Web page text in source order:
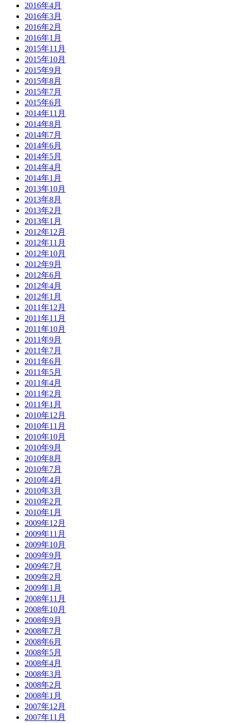
2016年4月
2016年3月
2016年2月
2016年1月
2015年11月
2015年10月
2015年9月
2015年8月
2015年7月
2015年6月
2014年11月
2014年8月
2014年7月
2014年6月
2014年5月
2014年4月
2014年1月
2013年10月
2013年8月
2013年2月
2013年1月
2012年12月
2012年11月
2012年10月
2012年9月
2012年6月
2012年4月
2012年1月
2011年12月
2011年11月
2011年10月
2011年9月
2011年7月
2011年6月
2011年5月
2011年4月
2011年2月
2011年1月
2010年12月
2010年11月
2010年10月
2010年9月
2010年8月
2010年7月
2010年4月
2010年3月
2010年2月
2010年1月
2009年12月
2009年11月
2009年10月
2009年9月
2009年7月
2009年2月
2009年1月
2008年11月
2008年10月
2008年9月
2008年7月
2008年6月
2008年5月
2008年4月
2008年3月
2008年2月
2008年1月
2007年12月
2007年11月